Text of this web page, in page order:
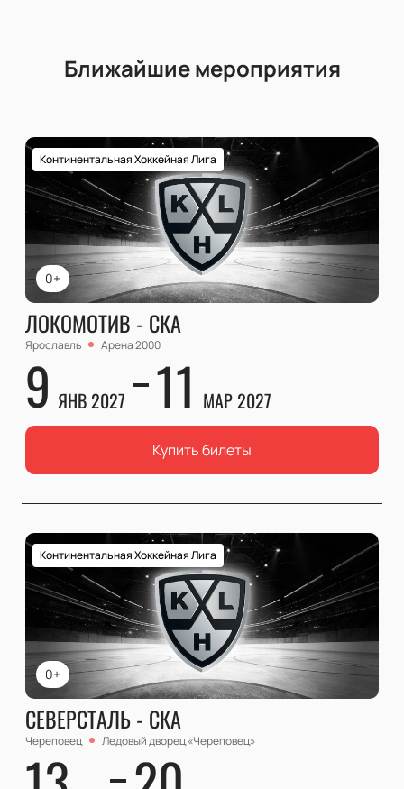
Ближайшие мероприятия
0+
Континентальная Хоккейная Лига
ЛОКОМОТИВ - СКА
Ярославль Арена 2000
9 ЯНВ 2027 11 МАР 2027
Купить билеты
0+
Континентальная Хоккейная Лига
СЕВЕРСТАЛЬ - СКА
Череповец Ледовый дворец «Череповец»